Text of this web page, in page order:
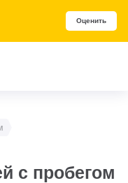
с пробегом
Оценить